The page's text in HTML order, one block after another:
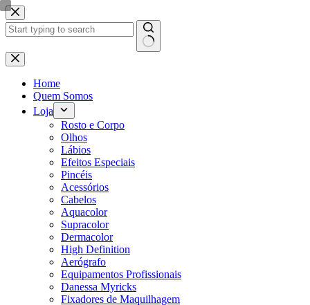
Pular
para
o
Sem
resultados
Home
Quem Somos
Loja
Rosto e Corpo
Olhos
Lábios
Efeitos Especiais
Pincéis
Acessórios
Cabelos
Aquacolor
Supracolor
Dermacolor
High Definition
Aerógrafo
Equipamentos Profissionais
Danessa Myricks
Fixadores de Maquilhagem